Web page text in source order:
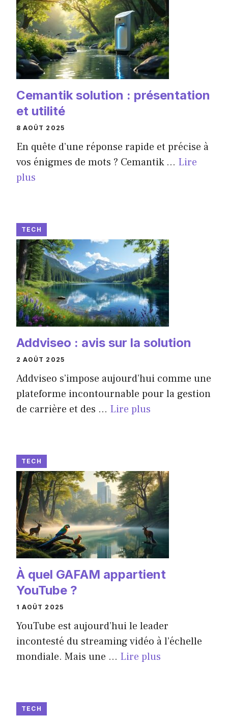
Cemantik solution : présentation
et utilité
8 AOÛT 2025
En quête d’une réponse rapide et précise à
vos énigmes de mots ? Cemantik ... Lire
plus
TECH
Addviseo : avis sur la solution
2 AOÛT 2025
Addviseo s’impose aujourd’hui comme une
plateforme incontournable pour la gestion
de carrière et des ... Lire plus
TECH
À quel GAFAM appartient
YouTube ?
1 AOÛT 2025
YouTube est aujourd’hui le leader
incontesté du streaming vidéo à l’échelle
mondiale. Mais une ... Lire plus
TECH